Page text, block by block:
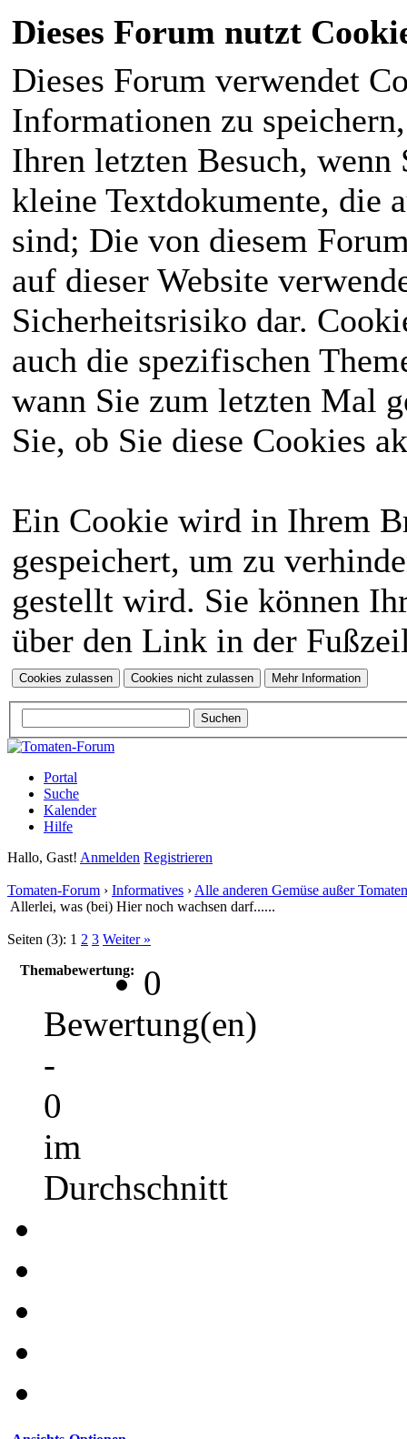
Dieses Forum nutzt
Dieses Forum verwendet
Informationen zu
Ihren letzten Besuch,
kleine Textdokumente, die
sind; Die von diesem
auf dieser Website
Sicherheitsrisiko dar.
auch die spezifischen
wann Sie zum letzten Mal
Sie, ob Sie diese Cookies
Ein Cookie wird in Ihrem
gespeichert, um zu
gestellt wird. Sie können
über den Link in der
Portal
Suche
Kalender
Hilfe
Hallo, Gast! Anmelden Registrieren
Tomaten-Forum › Informatives › Alle anderen Gemüse außer Tomaten
Allerlei, was (bei) Hier noch wachsen darf......
Seiten (3): 1 2 3 Weiter »
Themabewertung:
0
Bewertung(en)
-
0
im
Durchschnitt